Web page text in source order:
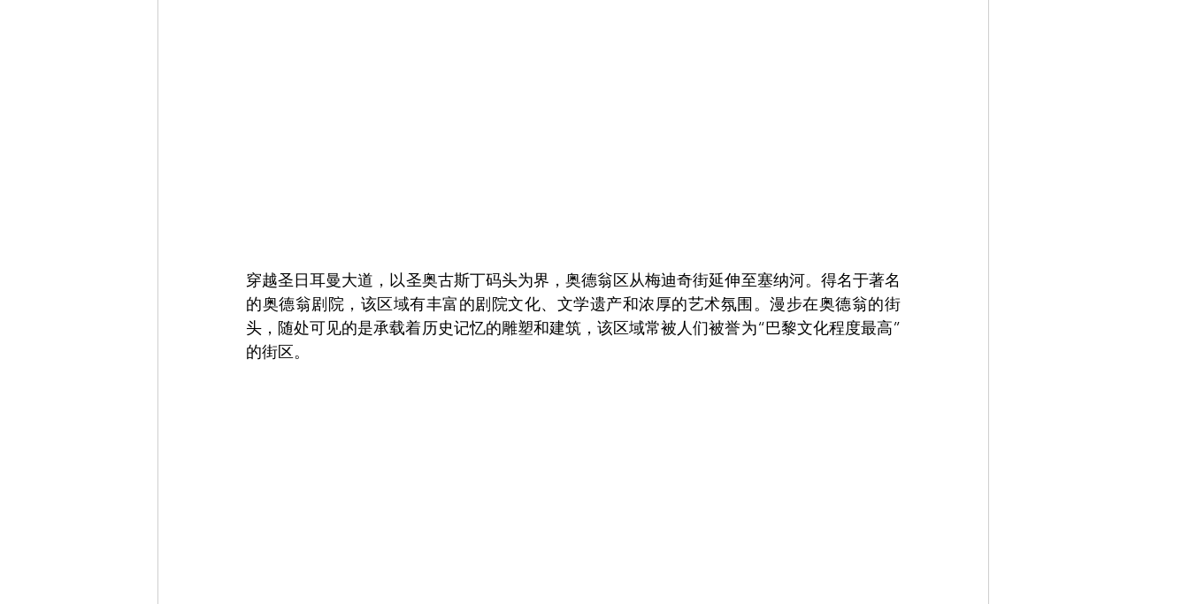
穿越圣日耳曼大道，以圣奥古斯丁码头为界，奥德翁区从梅迪奇街延伸至塞纳河。得名于著名
的奥德翁剧院，该区域有丰富的剧院文化、文学遗产和浓厚的艺术氛围。漫步在奥德翁的街
头，随处可见的是承载着历史记忆的雕塑和建筑，该区域常被人们被誉为“巴黎文化程度最高”
的街区。